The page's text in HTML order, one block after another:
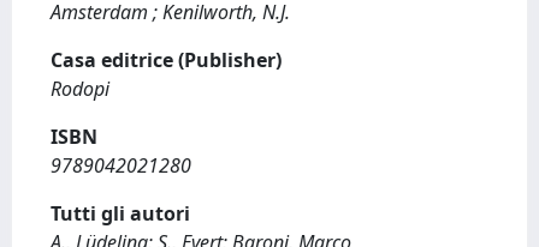
Amsterdam ; Kenilworth, N.J.
Casa editrice (Publisher)
Rodopi
ISBN
9789042021280
Tutti gli autori